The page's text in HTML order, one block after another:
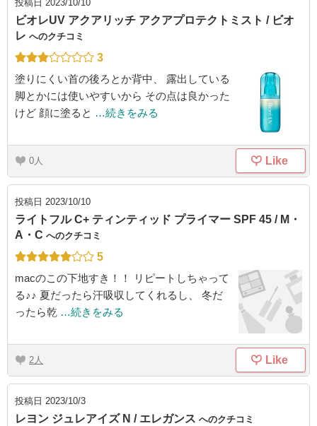
投稿日 2023/10/10
ビオレUV アクアリッチ アクアプロテクトミスト / ビオ
レ へのクチコミ
3
塗りにくい首の後ろとか背中、 露出している
脚とかには使いやすいから その点は良かった
けど 顔に塗ると …続きをみる
0 Like
投稿日 2023/10/10
ライトフル C+ ティンティッド プライマー SPF 45 / M・
A・C へのクチコミ
5
macのこの下地すき！！ リピートしちゃって
る♪♪ 夏だったら汗吸収してくれるし、 冬だ
ったら乾 …続きをみる
2 Like
投稿日 2023/10/3
レヨン ジュレアイズ N / エレガンス へのクチコミ